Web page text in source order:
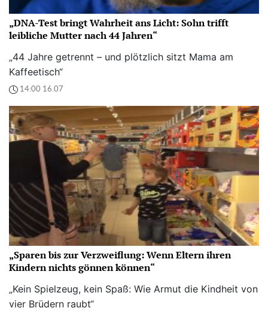
„DNA-Test bringt Wahrheit ans Licht: Sohn trifft
leibliche Mutter nach 44 Jahren“
„44 Jahre getrennt – und plötzlich sitzt Mama am
Kaffeetisch“
14:00 16.07
„Sparen bis zur Verzweiflung: Wenn Eltern ihren
Kindern nichts gönnen können“
„Kein Spielzeug, kein Spaß: Wie Armut die Kindheit von
vier Brüdern raubt“